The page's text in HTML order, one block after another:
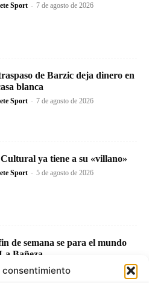
consentimiento
Sport - 7 de agosto de 2026
de Barzic deja dinero en
blanca
Sport - 7 de agosto de 2026
ya tiene a su «villano»
Sport - 5 de agosto de 2026
de semana se para el mundo
Bañeza
Sport - 4 de agosto de 2026